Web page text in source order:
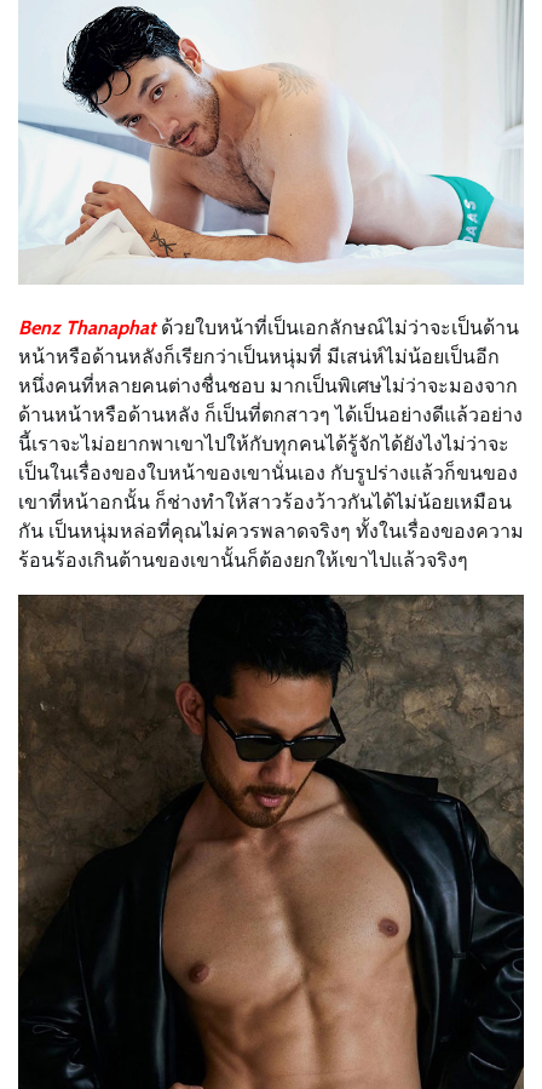
Benz Thanaphatด้วยใบหน้าที่เป็นเอกลักษณ์ไม่ว่าจะเป็นด้าน
หน้าหรือด้านหลังก็เรียกว่าเป็นหนุ่มที่ มีเสน่ห์ไม่น้อยเป็นอีก
หนึ่งคนที่หลายคนต่างชื่นชอบ มากเป็นพิเศษไม่ว่าจะมองจาก
ด้านหน้าหรือด้านหลัง ก็เป็นที่ตกสาวๆ ได้เป็นอย่างดีแล้วอย่าง
นี้เราจะไม่อยากพาเขาไปให้กับทุกคนได้รู้จักได้ยังไงไม่ว่าจะ
เป็นในเรื่องของใบหน้าของเขานั่นเอง กับรูปร่างแล้วก็ขนของ
เขาที่หน้าอกนั้น ก็ช่างทำให้สาวร้องว้าวกันได้ไม่น้อยเหมือน
กัน เป็นหนุ่มหล่อที่คุณไม่ควรพลาดจริงๆ ทั้งในเรื่องของความ
ร้อนร้องเกินต้านของเขานั้นก็ต้องยกให้เขาไปแล้วจริงๆ